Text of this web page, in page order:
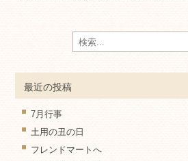
最近の投稿
7月行事
土用の丑の日
フレンドマートへ